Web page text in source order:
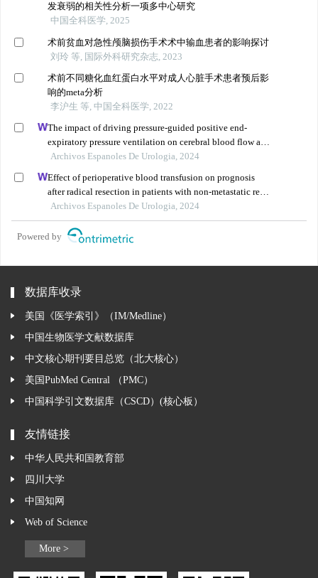
发衰弱的相关性分析一项多中心研究
中国全科医学, 2025
术前贫血对急性颅脑损伤手术术中输血患者的影响探讨
刘玲 等, 国际外科研究杂志, 2023
术前不同糖化血红蛋白水平对成人心脏手术患者预后影
响的meta分析
李沪生 等, 中国全科医学, 2022
The impact of driving pressure-guided positive end-
expiratory pressure ventilation on cerebral blood flow and
pulmonary function in patients undergoing laparoscopic
Archivos Espanoles De Urologia, 2024
Effect of perioperative blood transfusion on prognosis
after radical resection in patients with non-metastatic renal
cell carcinoma: a retrospective analysis
Archivos Espanoles De Urologia, 2024
Powered by
数据库收录
美国《医学索引》（IM/Medline）
中国生物医学文献数据库
中文核心期刊要目总览（北大核心）
美国PubMed Central （PMC）
中国科学引文数据库（CSCD）(核心板）
友情链接
中华人民共和国教育部
四川大学
中国知网
Web of Science
More >